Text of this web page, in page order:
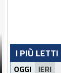
I PIÙ LETTI
OGGI IERI